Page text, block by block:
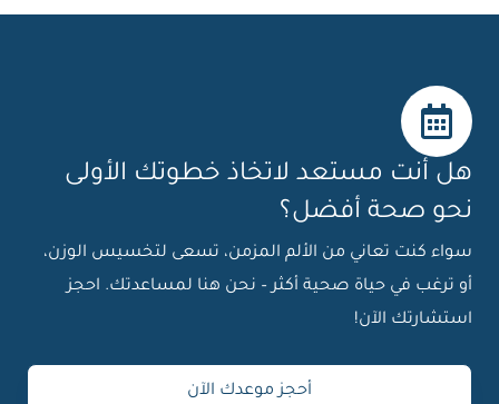
هل أنت مستعد لاتخاذ خطوتك الأولى
نحو صحة أفضل؟
سواء كنت تعاني من الألم المزمن، تسعى لتخسيس الوزن،
أو ترغب في حياة صحية أكثر – نحن هنا لمساعدتك. احجز
استشارتك الآن!
أحجز موعدك الآن